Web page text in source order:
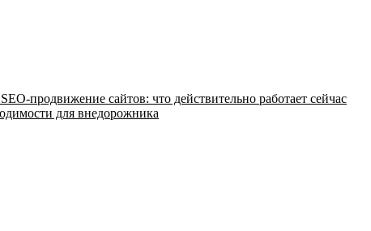
SEO-продвижение сайтов: что действительно работает сейчас
для внедорожника